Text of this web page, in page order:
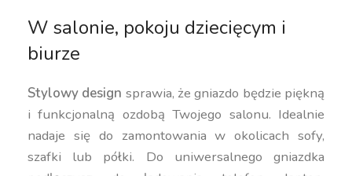
W salonie, pokoju dziecięcym i
biurze
Stylowy design sprawia, że gniazdo będzie piękną
i funkcjonalną ozdobą Twojego salonu. Idealnie
nadaje się do zamontowania w okolicach sofy,
szafki lub półki. Do uniwersalnego gniazdka